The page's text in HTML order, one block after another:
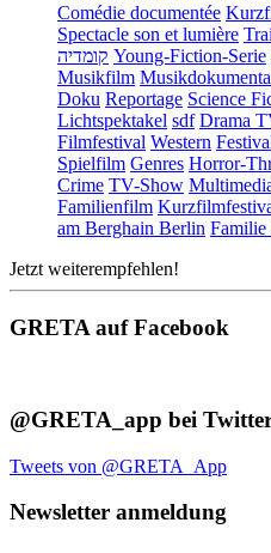
Comédie documentée
Spectacle son et lumière
קומדיה Young-Fiction-Serie
Musikfilm
Doku Reportage Science
Lichtspektakel sdf Drama
Filmfestival Western
Spielfilm Genres Horror-
Crime TV-Show
Familienfilm
am Berghain Berlin
Jetzt weiterempfehlen!
GRETA auf Facebook
@GRETA_app bei
Tweets von @GRETA_App
Newsletter anmeldung